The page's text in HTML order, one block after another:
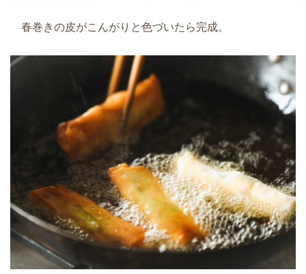
春巻きの皮がこんがりと色づいたら完成。